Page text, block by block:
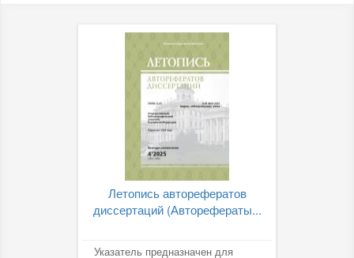
Летопись авторефератов
диссертаций (Авторефераты...
Указатель предназначен для